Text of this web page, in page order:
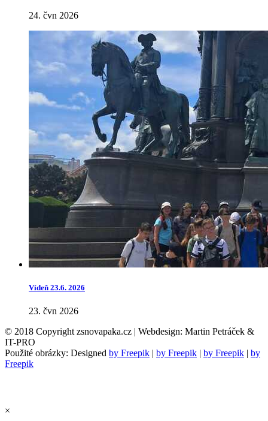
24. čvn 2026
Vídeň 23.6. 2026
23. čvn 2026
© 2018 Copyright zsnovapaka.cz | Webdesign: Martin Petráček &
IT-PRO
Použité obrázky: Designed by Freepik | by Freepik | by Freepik | by
Freepik
×